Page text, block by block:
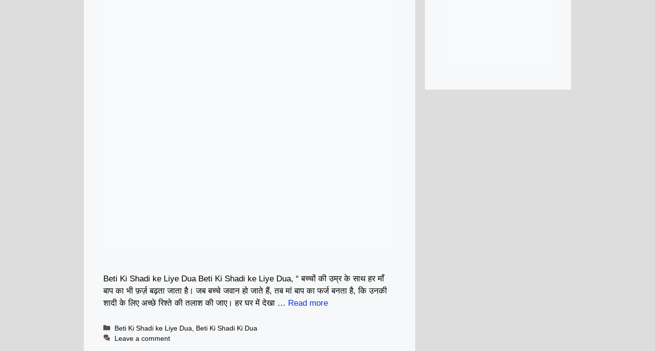
Beti Ki Shadi ke Liye Dua Beti Ki Shadi ke Liye Dua, “ बच्चों की उम्र के साथ हर माँ
बाप का भी फ़र्ज़ बढ़ता जाता है। जब बच्चे जवान हो जाते हैं, तब मां बाप का फर्ज बनता है, कि उनकी
शादी के लिए अच्छे रिश्ते की तलाश की जाए। हर घर में देखा … Read more
Categories
Beti Ki Shadi ke Liye Dua
Beti Ki Shadi Ki Dua
Leave a comment